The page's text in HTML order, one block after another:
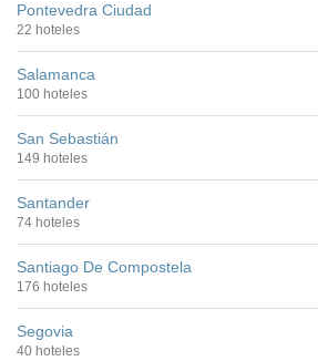
Pontevedra Ciudad
22 hoteles
Salamanca
100 hoteles
San Sebastián
149 hoteles
Santander
74 hoteles
Santiago De Compostela
176 hoteles
Segovia
40 hoteles